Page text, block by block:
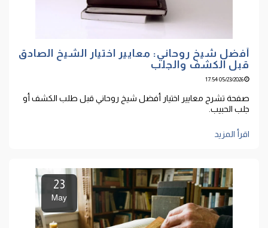
أفضل شيخ روحاني: معايير اختيار الشيخ الصادق
قبل الكشف والجلب
05/23/2026 17:54
صفحة تشرح معايير اختيار أفضل شيخ روحاني قبل طلب الكشف أو
جلب الحبيب.
اقرأ المزيد
23
May